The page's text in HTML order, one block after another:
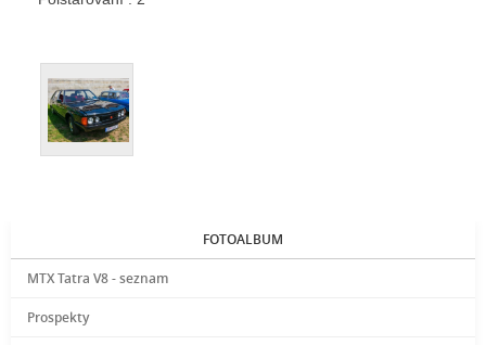
FOTOALBUM
MTX Tatra V8 - seznam
Prospekty